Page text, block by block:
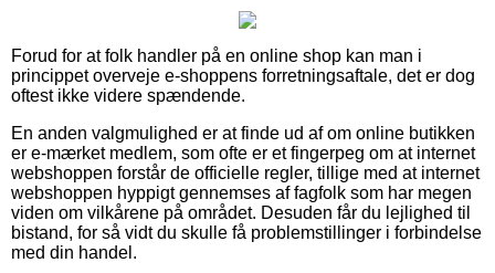
Forud for at folk handler på en online shop kan man i
princippet overveje e-shoppens forretningsaftale, det er dog
oftest ikke videre spændende.
En anden valgmulighed er at finde ud af om online butikken
er e-mærket medlem, som ofte er et fingerpeg om at internet
webshoppen forstår de officielle regler, tillige med at internet
webshoppen hyppigt gennemses af fagfolk som har megen
viden om vilkårene på området. Desuden får du lejlighed til
bistand, for så vidt du skulle få problemstillinger i forbindelse
med din handel.